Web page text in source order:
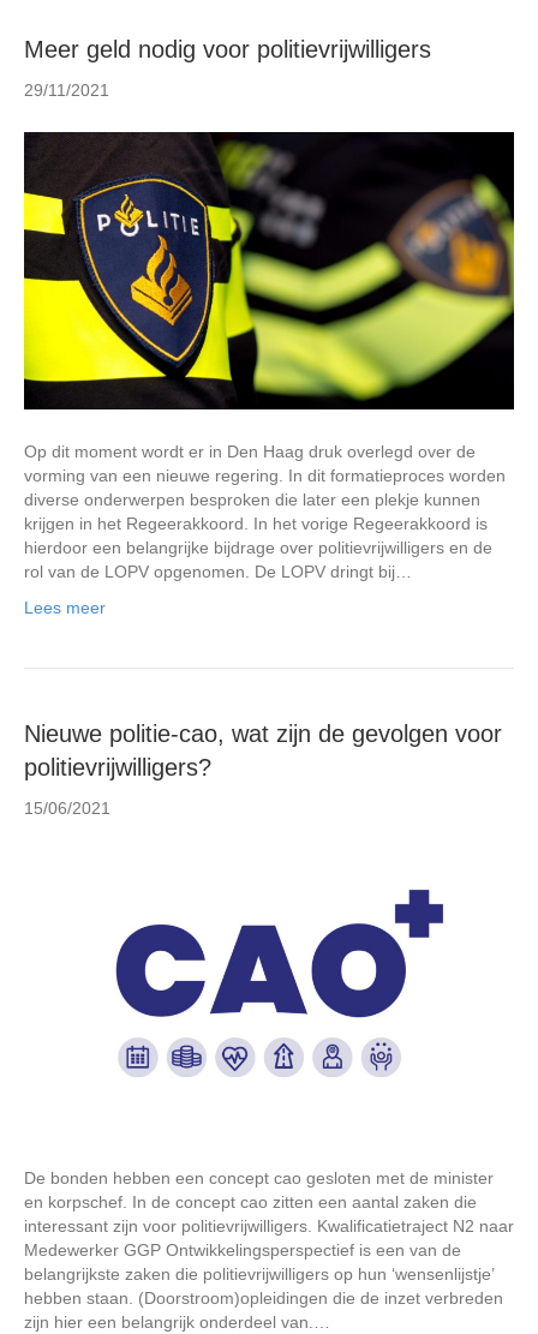
Meer geld nodig voor politievrijwilligers
29/11/2021
Op dit moment wordt er in Den Haag druk overlegd over de
vorming van een nieuwe regering. In dit formatieproces worden
diverse onderwerpen besproken die later een plekje kunnen
krijgen in het Regeerakkoord. In het vorige Regeerakkoord is
hierdoor een belangrijke bijdrage over politievrijwilligers en de
rol van de LOPV opgenomen. De LOPV dringt bij…
Lees meer
Nieuwe politie-cao, wat zijn de gevolgen voor
politievrijwilligers?
15/06/2021
De bonden hebben een concept cao gesloten met de minister
en korpschef. In de concept cao zitten een aantal zaken die
interessant zijn voor politievrijwilligers. Kwalificatietraject N2 naar
Medewerker GGP Ontwikkelingsperspectief is een van de
belangrijkste zaken die politievrijwilligers op hun ‘wensenlijstje’
hebben staan. (Doorstroom)opleidingen die de inzet verbreden
zijn hier een belangrijk onderdeel van.…